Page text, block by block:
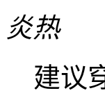
炎热
建议